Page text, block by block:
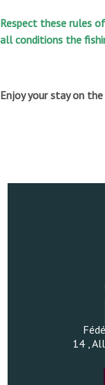
Respect these rules
all conditions the
Enjoy your stay on
14 ,